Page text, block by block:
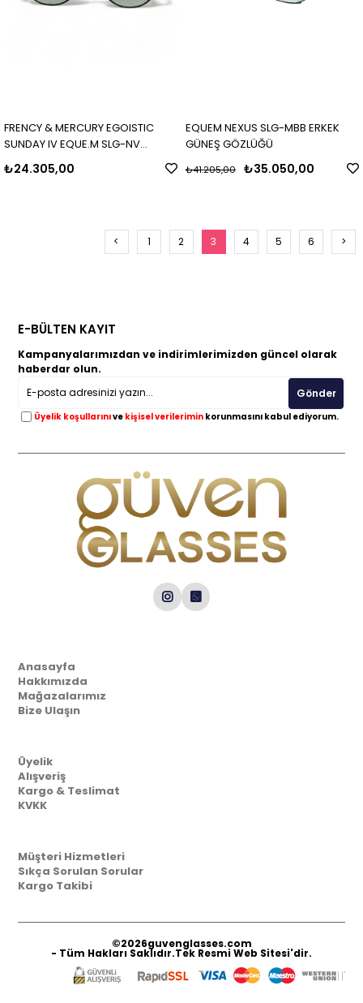
FRENCY & MERCURY EGOISTIC
SUNDAY IV EQUE.M SLG-NV
UNISEX GÜNEŞ GÖZLÜĞÜ
₺24.305,00
EQUEM NEXUS SLG-MBB ERKEK
GÜNEŞ GÖZLÜĞÜ
₺35.050,00
₺41.205,00
< 1 2 3 4 5 6 >
E-BÜLTEN KAYIT
Kampanyalarımızdan ve indirimlerimizden güncel olarak
haberdar olun.
Gönder
Üyelik koşullarınıve kişisel verilerimin korunmasını kabul ediyorum.
Anasayfa
Hakkımızda
Mağazalarımız
Bize Ulaşın
Üyelik
Alışveriş
Kargo & Teslimat
KVKK
Müşteri Hizmetleri
Sıkça Sorulan Sorular
Kargo Takibi
©2026guvenglasses.com
- Tüm Hakları Saklıdır.Tek Resmi Web Sitesi'dir.